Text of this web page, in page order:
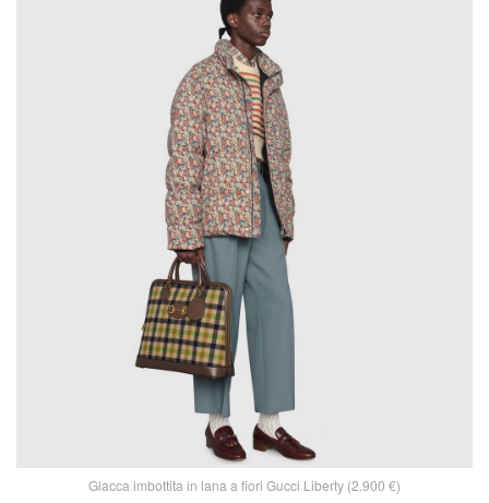
Giacca imbottita in lana a fiori Gucci Liberty (2.900 €)